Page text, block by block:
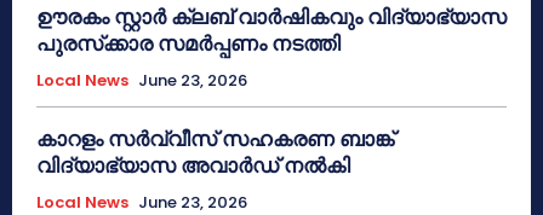
ഊരകം സ്റ്റാർ ക്ലബ് വാർഷികവും വിദ്യാഭ്യാസ
പുരസ്‌ക്കാര സമർപ്പണം നടത്തി
Local News June 23, 2026
കാറളം സർവ്വീസ് സഹകരണ ബാങ്ക്
വിദ്യാഭ്യാസ അവാർഡ് നൽകി
Local News June 23, 2026